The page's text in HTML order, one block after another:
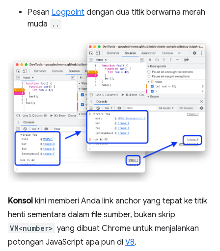
Pesan Logpoint dengan dua titik berwarna merah
muda
..
Konsol kini memberi Anda link anchor yang tepat ke titik
henti sementara dalam file sumber, bukan skrip
VM<number> yang dibuat Chrome untuk menjalankan
potongan JavaScript apa pun di V8.